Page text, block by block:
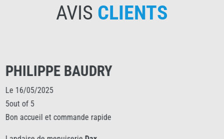
AVIS CLIENTS
PHILIPPE BAUDRY
Le 16/05/2025
5out of 5
Bon accueil et commande rapide